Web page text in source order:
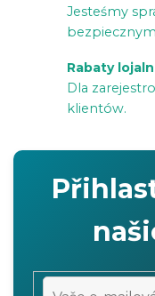
Jesteśmy
Rabaty
Dla
klientów.